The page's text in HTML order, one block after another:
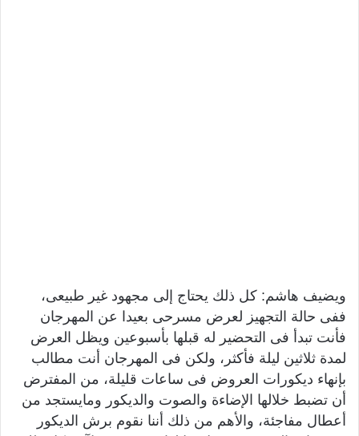
ويضيف هاشم: كل ذلك يحتاج إلى مجهود غير طبيعى،
ففى حالة التجهيز لعرض مسرحى بعيدا عن المهرجان
فأنت تبدأ فى التحضير له قبلها بأسبوعين ويظل العرض
لمدة ثلاثين ليلة فأكثر، ولكن فى المهرجان أنت مطالب
بإنهاء ديكورات العروض فى ساعات قليلة، من المفترض
أن تضبط خلالها الإضاءة والصوت والديكور ومايستجد من
أعطال مفاجئة، والأهم من ذلك أننا نقوم برش الديكور